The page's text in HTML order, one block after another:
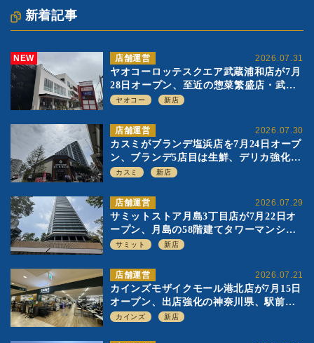
新着記事
NEW 2026.07.31
店舗運営
ヤオコーロッテスクエア武蔵浦和店が7月
28日オープン、至近の惣菜繁盛店・武蔵
浦和店とは生鮮強化、ですみ分け
ヤオコー 新店
2026.07.30
店舗運営
カスミがブランデ塩浜店を7月24日オープ
ン、ブランデ5店目は生鮮、デリカ強化の
一方で通常店の要素も取り入れ
カスミ 新店
2026.07.29
店舗運営
サミットストア月島3丁目店が7月22日オ
ープン、月島の58階建てタワーマンショ
ン1階に生鮮強化の小商圏型店を出店
サミット 新店
2026.07.21
店舗運営
カインズモザイクモール港北店が7月15日
オープン、出店強化の神奈川県、駅前
SC2階の都市型小型店
カインズ 新店